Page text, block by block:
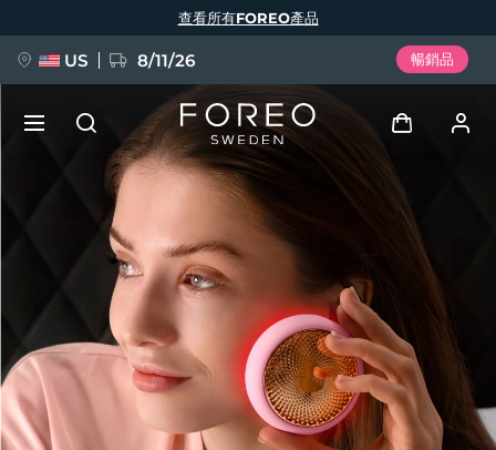
查看所有FOREO產品
US 8/11/26 暢銷品
用戶信息
我的設備
我的訂單
我的地址
FAQ™ Pure Beauty-Tech Elixir
BREAKING NEWS
Deutsch
Español
Français
Italiano
Português
Polski
Svenska
Русский
Türkçe
简体中文 繁體中文